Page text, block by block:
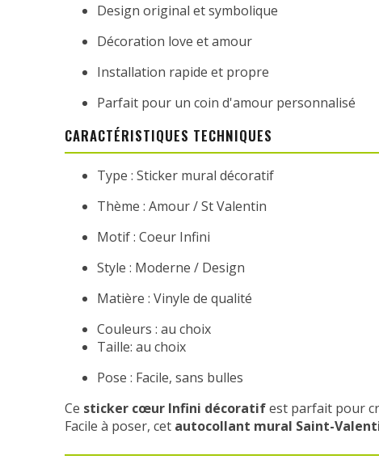
Design original et symbolique
Décoration love et amour
Installation rapide et propre
Parfait pour un coin d'amour personnalisé
CARACTÉRISTIQUES TECHNIQUES
Type : Sticker mural décoratif
Thème : Amour / St Valentin
Motif : Coeur Infini
Style : Moderne / Design
Matière : Vinyle de qualité
Couleurs : au choix
Taille: au choix
Pose : Facile, sans bulles
Ce sticker cœur Infini décoratifest parfait pour
Facile à poser, cet autocollant mural Saint-